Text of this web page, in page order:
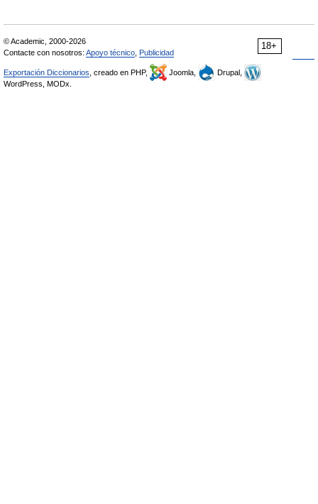
18+
© Academic, 2000-2026
Contacte con nosotros: Apoyo técnico Publicidad
Exportación Diccionarios , creado en PHP, Joomla,
Drupal,
WordPress, MODx.